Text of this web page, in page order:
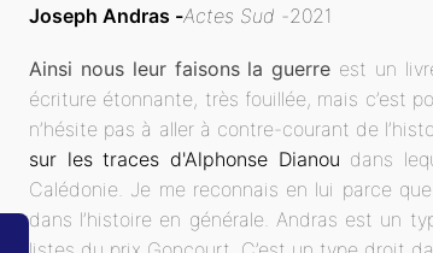
Joseph Andras Actes Sud 2021
Ainsi nous leur faisons la guerre est un
écriture étonnante, très fouillée, mais c’est
n’hésite pas à aller à contre-courant de
sur les traces d'Alphonse Dianou dans
Calédonie. Je me reconnais en lui parce
dans l’histoire en générale. Andras est un